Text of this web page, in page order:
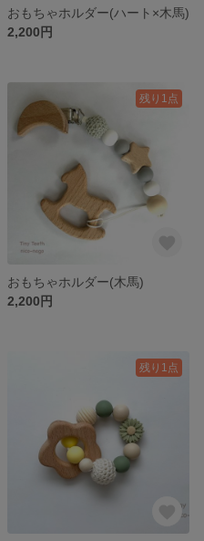
おもちゃホルダー(ハート×木馬)
2,200円
残り1点
おもちゃホルダー(木馬)
2,200円
残り1点